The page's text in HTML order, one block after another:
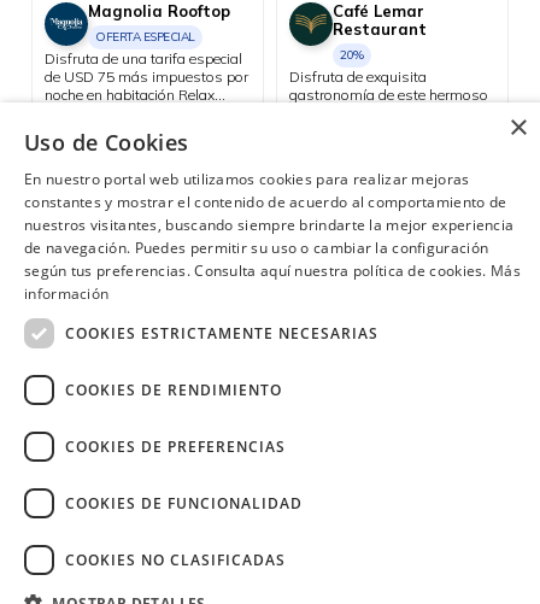
Magnolia Rooftop
OFERTA ESPECIAL
Disfruta de una tarifa especial
de USD 75 más impuestos por
noche en habitación Relax
Café Lemar
Restaurant
20%
Disfruta de exquisita
gastronomía de este hermoso
¿Necesitas ayuda? (02) 298 1300
Derechos reservados.
×
Uso de Cookies
En nuestro portal web utilizamos cookies para realizar mejoras
constantes y mostrar el contenido de acuerdo al comportamiento de
nuestros visitantes, buscando siempre brindarte la mejor experiencia
de navegación. Puedes permitir su uso o cambiar la configuración
según tus preferencias. Consulta aquí nuestra política de cookies. Más
información
COOKIES ESTRICTAMENTE NECESARIAS
COOKIES DE RENDIMIENTO
COOKIES DE PREFERENCIAS
COOKIES DE FUNCIONALIDAD
COOKIES NO CLASIFICADAS